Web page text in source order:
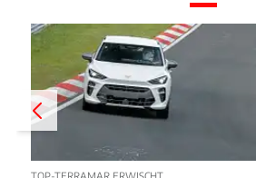
TOP-TERRAMAR ERWISCHT